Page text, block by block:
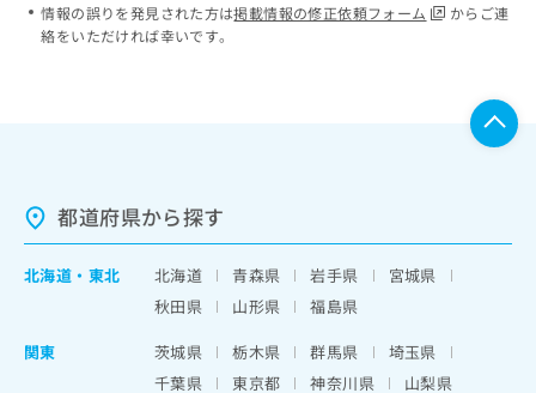
情報の誤りを発見された方は掲載情報の修正依頼フォーム
からご連
絡をいただければ幸いです。
都道府県から探す
北海道 ・ 東北 北海道 青森県 岩手県
宮城県
秋田県
山形県
福島県
関東
茨城県 栃木県 群馬県
埼玉県
千葉県
東京都 神奈川県
山梨県